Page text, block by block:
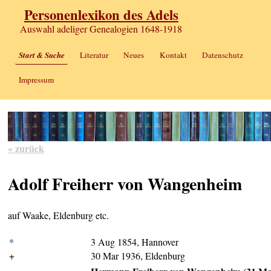
Personenlexikon des Adels
Auswahl adeliger Genealogien 1648-1918
Start & Suche Literatur Neues Kontakt Datenschutz
Impressum
« zurück
Adolf Freiherr von Wangenheim
auf Waake, Eldenburg etc.
*
3 Aug 1854, Hannover
+
30 Mar 1936, Eldenburg